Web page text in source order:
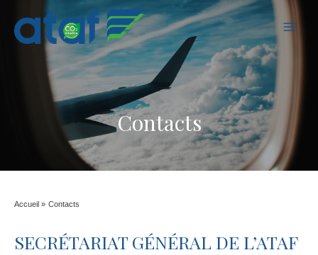
Contacts
Accueil Contacts
SECRÉTARIAT GÉNÉRAL DE L’ATAF